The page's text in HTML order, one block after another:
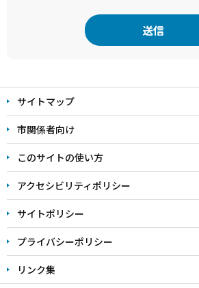
文
こ
こ
ま
で
サイトマップ
市関係者向け
このサイトの使い方
アクセシビリティポリシー
サイトポリシー
プライバシーポリシー
リンク集